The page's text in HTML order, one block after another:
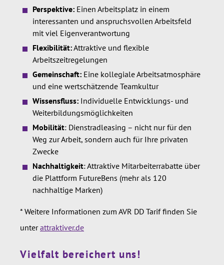
Perspektive: Einen Arbeitsplatz in einem
interessanten und anspruchsvollen Arbeitsfeld
mit viel Eigenverantwortung
Flexibilität:Attraktive und flexible
Arbeitszeitregelungen
Gemeinschaft: Eine kollegiale Arbeitsatmosphäre
und eine wertschätzende Teamkultur
Wissensfluss: Individuelle Entwicklungs- und
Weiterbildungsmöglichkeiten
Mobilität: Dienstradleasing – nicht nur für den
Weg zur Arbeit, sondern auch für Ihre privaten
Zwecke
Nachhaltigkeit: Attraktive Mitarbeiterrabatte über
die Plattform FutureBens (mehr als 120
nachhaltige Marken)
* Weitere Informationen zum AVR DD Tarif finden Sie
unterattraktiver.de
Vielfalt bereichert uns!